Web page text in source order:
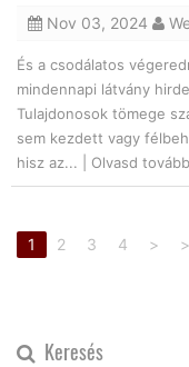
Nov 03, 2024
És a csodálatos
mindennapi látvány
Tulajdonosok tömege
sem kezdett vagy
hisz az... | Olvasd tovább
1 2 3 4 >
Keresés